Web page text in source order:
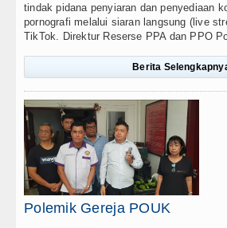
tindak pidana penyiaran dan penyediaan
pornografi melalui siaran langsung (live
TikTok. Direktur Reserse PPA dan PPO
Berita
Polemik Gereja POUK